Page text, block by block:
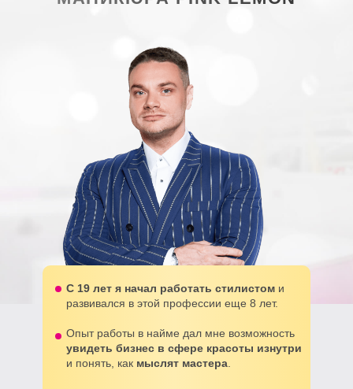
С 19 лет я начал работать стилистом и
развивался в этой профессии еще 8 лет.
Опыт работы в найме дал мне возможность
увидеть бизнес в сфере красоты изнутри
и понять, как мыслят мастера